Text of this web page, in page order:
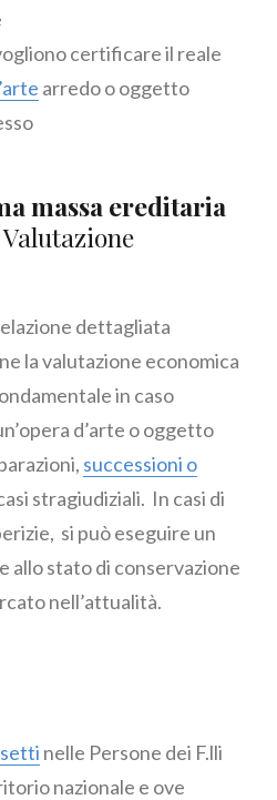
certificare il reale
arredo o oggetto
massa ereditaria
dettagliata
la valutazione economica
in caso
d’arte o oggetto
successioni o
stragiudiziali. In casi di
si può eseguire un
allo stato di conservazione
nell’attualità.
nelle Persone dei F.lli
nazionale e ove